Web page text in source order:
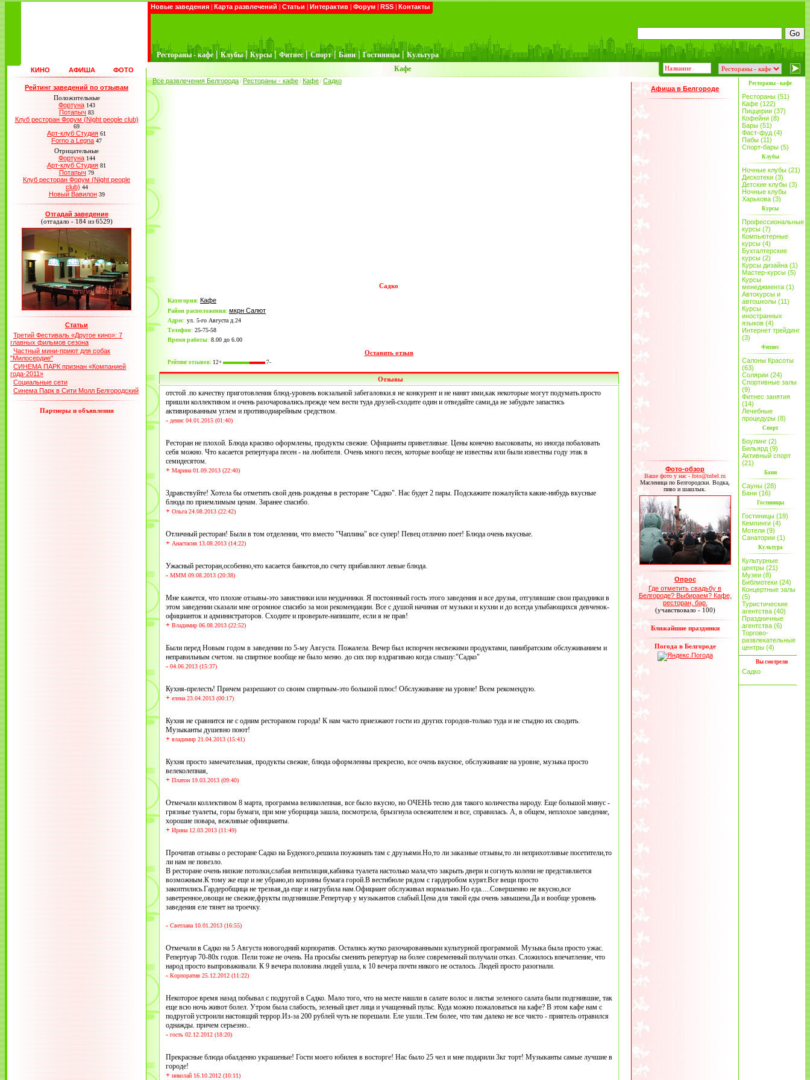
Новые заведения | Карта развлечений | Статьи | Интерактив | Форум | RSS | Контакты
Рестораны - кафе | Клубы | Курсы | Фитнес | Спорт | Бани | Гостиницы | Культура
КИНО АФИША ФОТО Кафе
Рейтинг заведений по отзывам
Положительные
Фортуна 143
Потапыч 83
Клуб ресторан Форум (Night people club)
69
Арт-клуб Студия 61
Forno a Legna 47
Отрицательные
Фортуна 144
Арт-клуб Студия 81
Потапыч 79
Клуб ресторан Форум (Night people
club) 44
Новый Вавилон 39
Отгадай заведение
(отгадало - 184 из 6529)
Статьи
Третий Фестиваль «Другое кино»: 7
главных фильмов сезона
Частный мини-приют для собак
"Милосердие"
СИНЕМА ПАРК признан «Компанией
года-2011»
Социальные сети
Синема Парк в Сити Молл Белгородский
Партнеры и объявления
Все развлечения Белгорода / Рестораны - кафе / Кафе / Садко
Садко
Категория: Кафе
Район расположения: мкрн Салют
Адрес: ул. 5-го Августа д.24
Телефон: 25-75-58
Время работы: 8.00 до 6.00
Оставить отзыв
Рейтинг отзывов: 12+ 7-
Отзывы
отстой .по качеству приготовления блюд-уровень вокзальной забегаловки.я не конкурент и не нанят ими,как некоторые могут подумать.просто
пришли коллективом и очень разочаровались.прежде чем вести туда друзей-сходите один и отведайте сами,да не забудьте запастись
активированным углем и противодиарейным средством.
-денис 04.01.2015 (01:40)
Ресторан не плохой. Блюда красиво оформлены, продукты свежие. Официанты приветливые. Цены конечно высоковаты, но иногда побаловать
себя можно. Что касается репертуара песен - на любителя. Очень много песен, которые вообще не известны или были известны году этак в
семидесятом.
+Марина 01.09.2013 (22:40)
Здравствуйте! Хотела бы отметить свой день рожденья в ресторане "Садко". Нас будет 2 пары. Подскажите пожалуйста какие-нибудь вкусные
блюда по приемлимым ценам. Заранее спасибо.
+Ольга 24.08.2013 (22:42)
Отличный ресторан! Были в том отделении, что вместо "Чаплина" все супер! Певец отлично поет! Блюда очень вкусные.
+Анастасия 13.08.2013 (14:22)
Ужасный ресторан,особенно,что касается банкетов,по счету прибавляют левые блюда.
-МММ 09.08.2013 (20:38)
Мне кажется, что плохие отзывы-это завистники или неудачники. Я постоянный гость этого заведения и все друзья, отгулявшие свои праздники в
этом заведении сказали мне огромное спасибо за мои рекомендации. Все с душой начиная от музыки и кухни и до всегда улыбающихся девченок-
официанток и администраторов. Сходите и проверьте-напишите, если я не прав!
+Владимир 06.08.2013 (22:52)
Были перед Новым годом в заведении по 5-му Августа. Пожалела. Вечер был испорчен несвежими продуктами, панибратским обслуживанием и
неправильным счетом. на спиртное вообще не было меню. до сих пор вздрагиваю когда слышу:"Садко"
-04.06.2013 (15:37)
Кухня-прелесть! Причем разрешают со своим спиртным-это большой плюс! Обслуживание на уровне! Всем рекомендую.
+елена 23.04.2013 (00:17)
Кухня не сравнится не с одним рестораном города! К нам часто приезжают гости из других городов-только туда и не стыдно их сводить.
Музыканты душевно поют!
+владимир 21.04.2013 (15:41)
Кухня просто замечательная, продукты свежие, блюда оформленны прекресно, все очень вкусное, обслуживание на уровне, музыка просто
велеколепная,
+Платон 19.03.2013 (09:40)
Отмечали коллективом 8 марта, программа великолепная, все было вкусно, но ОЧЕНЬ тесно для такого количества народу. Еще большой минус -
грязные туалеты, горы бумаги, при мне уборщица зашла, посмотрела, брызгнула освежителем и все, справилась. А, в общем, неплохое заведение,
хорошие повара, вежливые офиицианты.
+Ирина 12.03.2013 (11:49)
Прочитав отзывы о ресторане Садко на Буденого,решила поужинать там с друзьями.Но,то ли заказные отзывы,то ли неприхотливые посетители,то
ли нам не повезло.
В ресторане очень низкие потолки,слабая вентиляция,кабинка туалета настолько мала,что закрыть двери и согнуть колени не представляется
возможным.К тому же еще и не убрано,из корзины бумага горой.В вестибюле рядом с гардеробом курят.Все вещи просто
закоптились.Гардеробщица не трезвая,да еще и нагрубила нам.Официант обслуживал нормально.Но еда.....Совершенно не вкусно,все
заветренное,овощи не свежие,фрукты подгнившие.Репертуар у музыкантов слабый.Цена для такой еды очень завышена.Да и вообще уровень
заведения еле тянет на троечку.
-Светлана 10.01.2013 (16:55)
Отмечали в Садко на 5 Августа новогодний корпоратив. Остались жутко разочарованными культурной программой. Музыка была просто ужас.
Репертуар 70-80х годов. Пели тоже не очень. На просьбы сменить репертуар на более современный получали отказ. Сложилось впечатление, что
народ просто выпроваживали. К 9 вечера половина людей ушла, к 10 вечера почти никого не осталось. Людей просто разогнали.
-Корпоратив 25.12.2012 (11:22)
Некоторое время назад побывал с подругой в Садко. Мало того, что на месте нашли в салате волос и листья зеленого салата были подгнившие, так
еще всю ночь живот болел. Утром была слабость, зеленый цвет лица и учащенный пульс. Куда можно пожаловаться на кафе? В этом кафе нам с
подругой устроили настоящий террор.Из-за 200 рублей чуть не порешали. Еле ушли..Тем более, что там далеко не все чисто - приятель отравился
однажды. причем серьезно..
-гость 02.12.2012 (18:20)
Прекрасные блюда обалденно украшеные! Гости моего юбилея в восторге! Нас было 25 чел и мне подарили 3кг торт! Музыканты самые лучшие в
городе!
+николай 16.10.2012 (10:11)
Афиша в Белгороде
Фото-обзор
Ваше фото у нас - foto@inbel.ru
Масленица по Белгородски. Водка,
пиво и шашлык.
Опрос
Где отметить свадьбу в
Белгороде? Выбираем? Кафе,
ресторан, бар.
(учавствовало - 100)
Ближайшие праздники
Погода в Белгороде
Рестораны - кафе
Рестораны (51)
Кафе (122)
Пиццерии (37)
Кофейни (8)
Бары (51)
Фаст-фуд (4)
Пабы (11)
Спорт-бары (5)
Клубы
Ночные клубы (21)
Дискотеки (3)
Детские клубы (3)
Ночные клубы
Харькова (3)
Курсы
Профессиональные
курсы (7)
Компьютерные
курсы (4)
Бухгалтерские
курсы (2)
Курсы дизайна (1)
Мастер-курсы (5)
Курсы
менеджмента (1)
Автокурсы и
автошколы (11)
Курсы
иностранных
языков (4)
Интернет трейдинг
(3)
Фитнес
Салоны Красоты
(63)
Солярии (24)
Спортивные залы
(9)
Фитнес занятия
(14)
Лечебные
процедуры (8)
Спорт
Боулинг (2)
Бильярд (9)
Активный спорт
(21)
Бани
Сауны (28)
Бани (16)
Гостиницы
Гостиницы (19)
Кемпинги (4)
Мотели (9)
Санатории (1)
Культура
Культурные
центры (21)
Музеи (8)
Библиотеки (24)
Концертные залы
(5)
Туристические
агентства (40)
Праздничные
агентства (6)
Торгово-
развлекательные
центры (4)
Вы смотрели
Садко